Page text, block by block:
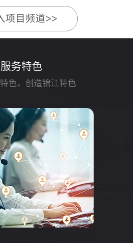
项目频道>>
服务特色
色，创造锦江特色